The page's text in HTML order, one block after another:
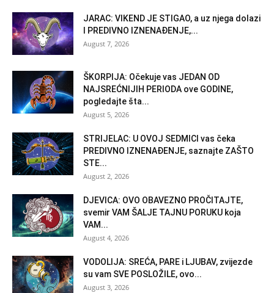
JARAC: VIKEND JE STIGAO, a uz njega dolazi
I PREDIVNO IZNENAĐENJE,...
August 7, 2026
ŠKORPIJA: Očekuje vas JEDAN OD
NAJSREĆNIJIH PERIODA ove GODINE,
pogledajte šta...
August 5, 2026
STRIJELAC: U OVOJ SEDMICI vas čeka
PREDIVNO IZNENAĐENJE, saznajte ZAŠTO
STE...
August 2, 2026
DJEVICA: OVO OBAVEZNO PROČITAJTE,
svemir VAM ŠALJE TAJNU PORUKU koja
VAM...
August 4, 2026
VODOLIJA: SREĆA, PARE i LJUBAV, zvijezde
su vam SVE POSLOŽILE, ovo...
August 3, 2026